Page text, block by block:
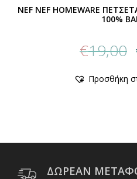
NEF NEF HOMEWARE
100%
€19,00
Προσθήκη
ΔΩΡΕΑΝ